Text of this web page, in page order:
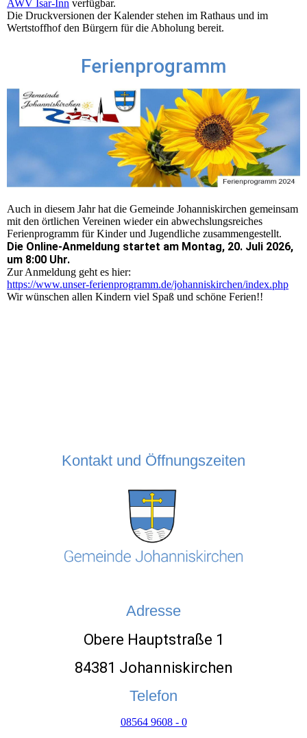
AWV Isar-Inn verfügbar.
Die Druckversionen der Kalender stehen im Rathaus und im
Wertstoffhof den Bürgern für die Abholung bereit.
Ferienprogramm
Auch in diesem Jahr hat die Gemeinde Johanniskirchen gemeinsam
mit den örtlichen Vereinen wieder ein abwechslungsreiches
Ferienprogramm für Kinder und Jugendliche zusammengestellt.
Die Online-Anmeldung startet am Montag, 20. Juli 2026,
um 8:00 Uhr.
Zur Anmeldung geht es hier:
https://www.unser-ferienprogramm.de/johanniskirchen/index.php
Wir wünschen allen Kindern viel Spaß und schöne Ferien!!
Kontakt und Öffnungszeiten
Adresse
Obere Hauptstraße 1
84381 Johanniskirchen
Telefon
08564 9608 - 0